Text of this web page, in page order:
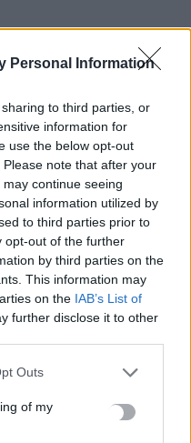
Personal Information
to third parties, or
information for
use the below opt-out
note that after your
continue seeing
information utilized by
to third parties prior to
opt-out of the further
by third parties on the
This information may
on the IAB’s List of
further disclose it to other
Outs
of my
στους
γιατί η διαδρομή με το
από τουρίστα επώνυμη